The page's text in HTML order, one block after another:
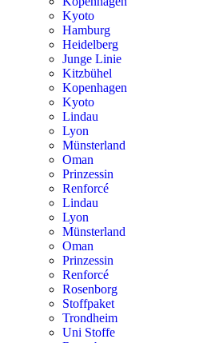
Kyoto
Hamburg
Heidelberg
Junge Linie
Kitzbühel
Kopenhagen
Kyoto
Lindau
Lyon
Münsterland
Oman
Prinzessin
Renforcé
Lindau
Lyon
Münsterland
Oman
Prinzessin
Renforcé
Rosenborg
Stoffpaket
Trondheim
Uni Stoffe